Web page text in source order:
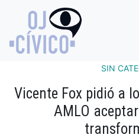
SIN
Vicente Fox pidió a
AMLO